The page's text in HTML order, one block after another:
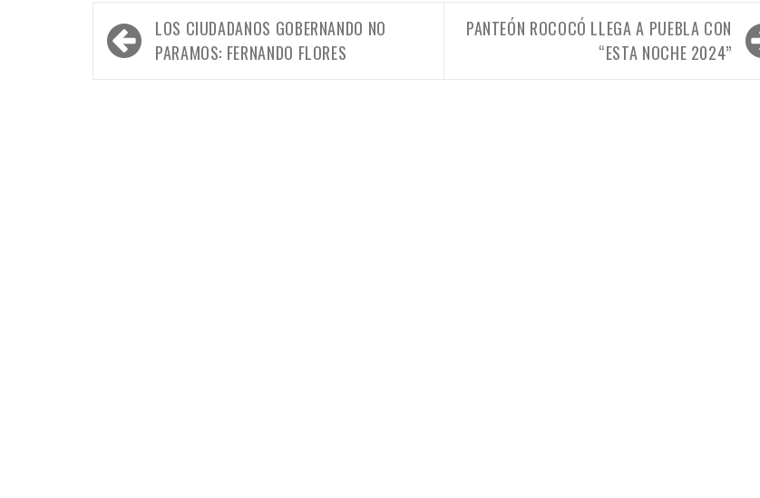
Navegación
de
LOS CIUDADANOS GOBERNANDO NO
PARAMOS: FERNANDO FLORES
PANTEÓN ROCOCÓ LLEGA A PUEBLA CON
“ESTA NOCHE 2024”